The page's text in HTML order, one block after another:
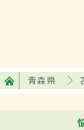
青森県